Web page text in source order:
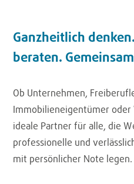
Ganzheitlich
beraten.
Ob Unternehmen,
Immobilieneigentümer oder
ideale Partner für alle, die
professionelle und
mit persönlicher Note legen.